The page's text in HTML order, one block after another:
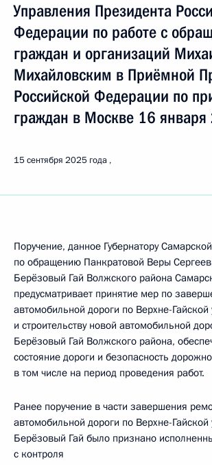
Управления Президента
Федерации по работе с
граждан и организаций
Михайловским в Приёмной
Российской Федерации по
граждан в Москве 16 января
15 сентября 2025 года
Поручение, данное Губернатору
по обращению Панкратовой Веры
Берёзовый Гай Волжского района
предусматривает принятие мер по
автомобильной дороги по Верхне-Гайской
и строительству новой автомобильной
Берёзовый Гай Волжского района,
состояние дороги и безопасность
в том числе на период проведения работ.
Ранее поручение в части завершения
автомобильной дороги по Верхне-Гайской
Берёзовый Гай было признано
с контроля